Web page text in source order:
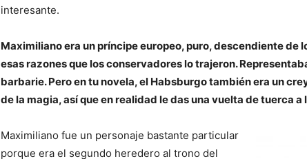
interesante.
Maximiliano era un príncipe europeo, puro, descendiente de
esas razones que los conservadores lo trajeron.
barbarie. Pero en tu novela, el Habsburgo también era un
de la magia, así que en realidad le das una vuelta de tuerca
Maximiliano fue un personaje bastante particular
porque era el segundo heredero al trono del